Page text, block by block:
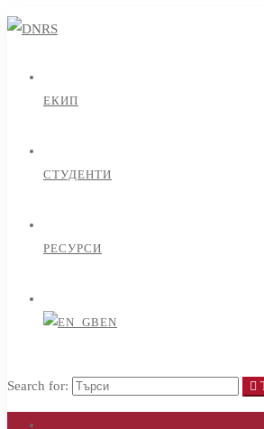
ЕКИП
СТУДЕНТИ
РЕСУРСИ
EN
Search for: